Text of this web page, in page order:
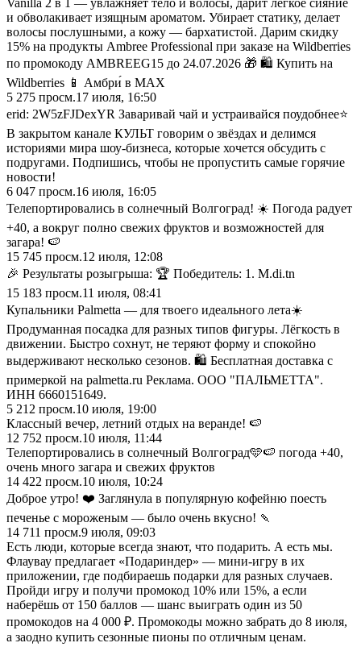
и обволакивает изящным ароматом. Убирает статику, делает
волосы послушными, а кожу — бархатистой. Дарим скидку
15% на продукты Ambree Professional при заказе на Wildberries
по промокоду AMBREEG15 до 24.07.2026 🎁 🛍 Купить на
Wildberries 📱 Амбри́ в MAX
5 275 просм.17 июля, 16:50
erid: 2W5zFJDexYR Заваривай чай и устраивайся поудобнее⭐
В закрытом канале КУЛЬТ говорим о звёздах и делимся
историями мира шоу-бизнеса, которые хочется обсудить с
подругами. Подпишись, чтобы не пропустить самые горячие
новости!
6 047 просм.16 июля, 16:05
Телепортировались в солнечный Волгоград! ☀️ Погода радует
+40, а вокруг полно свежих фруктов и возможностей для
загара! 🍉
15 745 просм.12 июля, 12:08
🎉 Результаты розыгрыша: 🏆 Победитель: 1. M.di.tn
15 183 просм.11 июля, 08:41
Купальники Palmetta — для твоего идеального лета☀️
Продуманная посадка для разных типов фигуры. Лёгкость в
движении. Быстро сохнут, не теряют форму и спокойно
выдерживают несколько сезонов. 🛍 Бесплатная доставка с
примеркой на palmetta.ru Реклама. ООО "ПАЛЬМЕТТА".
ИНН 6660151649.
5 212 просм.10 июля, 19:00
Классный вечер, летний отдых на веранде! 🍉
12 752 просм.10 июля, 11:44
Телепортировались в солнечный Волгоград🩵🍉 погода +40,
очень много загара и свежих фруктов
14 422 просм.10 июля, 10:24
Доброе утро! ❤️ Заглянула в популярную кофейню поесть
печенье с мороженым — было очень вкусно! 🍡
14 711 просм.9 июля, 09:03
Есть люди, которые всегда знают, что подарить. А есть мы.
Флаувау предлагает «Подариндер» — мини-игру в их
приложении, где подбираешь подарки для разных случаев.
Пройди игру и получи промокод 10% или 15%, а если
наберёшь от 150 баллов — шанс выиграть один из 50
промокодов на 4 000 ₽. Промокоды можно забрать до 8 июля,
а заодно купить сезонные пионы по отличным ценам.